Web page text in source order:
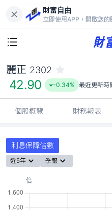
財富自由
立即使用APP，開啟您的
42.90
-
麗正 2302
42.90 -0.34% 最近更新時
個股概覽 財務報表
利息保障倍數
近5年 季報